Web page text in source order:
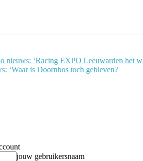
nieuws: ‘Racing EXPO Leeuwarden het
‘Waar is Doornbos toch gebleven?
jouw gebruikersnaam